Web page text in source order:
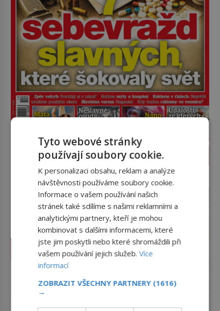
PROLISTOVAT ČASOPIS
reklama
Tyto webové stránky
používají soubory cookie.
K personalizaci obsahu, reklam a analýze
návštěvnosti používáme soubory cookie.
Informace o vašem používání našich
stránek také sdílíme s našimi reklamními a
analytickými partnery, kteří je mohou
kombinovat s dalšími informacemi, které
jste jim poskytli nebo které shromáždili při
vašem používání jejich služeb.Více
informací
ZOBRAZIT VŠECHNY PARTNERY (1616)
→